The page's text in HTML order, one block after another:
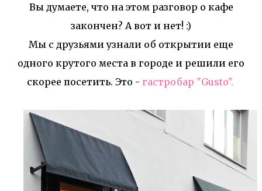
Вы думаете, что на этом разговор о кафе
закончен? А вот и нет! :)
Мы с друзьями узнали об открытии еще
одного крутого места в городе и решили его
скорее посетить. Это - гастробар "Gusto".